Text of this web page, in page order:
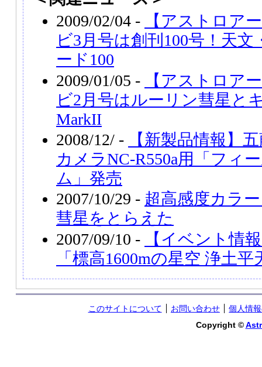
2009/02/04 -
【アストロア
ビ3月号は創刊100号！天
ード100
2009/01/05 -
【アストロア
ビ2月号はルーリン彗星と
MarkII
2008/12/ -
【新製品情報】
カメラNC-R550a用「フィ
ム」発売
2007/10/29 - 超高感度カラ
彗星をとらえた
2007/09/10 -
【イベント情
「標高1600mの星空 浄土
このサイトについて お問い合わせ
個人情
Copyright ©